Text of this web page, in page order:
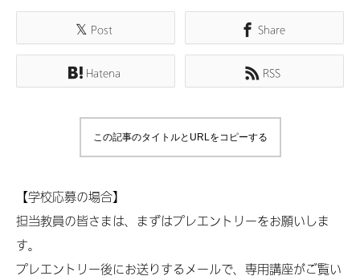
Post Share
Hatena RSS
この記事のタイトルとURLをコピーする
【学校応募の場合】
担当教員の皆さまは、まずはプレエントリーをお願いしま
す。
プレエントリー後にお送りするメールで、専用講座がご覧い